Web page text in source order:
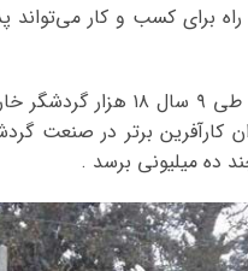
این فکر انداخت که بهترین
ده میلیونی برسد .